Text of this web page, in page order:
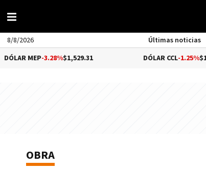
8/8/2026 Últimas noticias
-3.28%$1,529.31 DÓLAR CCL-1.25%$1,556.14
OBRA